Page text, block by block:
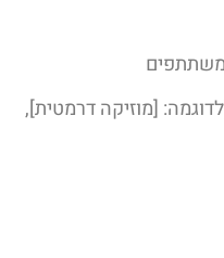
משתתפים
[מוזיקה דרמטית],